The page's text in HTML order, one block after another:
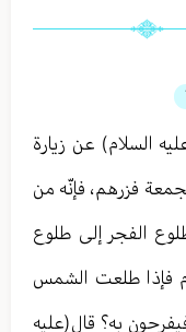
السلام) عن زيارة
فزرهم، فإنّه من
الفجر إلى طلوع
فإذا طلعت الشمس
به؟ قال(عليه